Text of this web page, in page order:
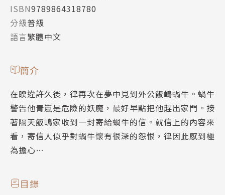
ISBN9789864318780
分級普級
語言繁體中文
簡介
在睽違許久後，律再次在夢中見到外公飯嶋蝸牛。蝸牛
警告他青嵐是危險的妖魔，最好早點把他趕出家門。接
著隔天飯嶋家收到一封寄給蝸牛的信。就信上的內容來
看，寄信人似乎對蝸牛懷有很深的怨恨，律因此感到極
為擔心…
目錄